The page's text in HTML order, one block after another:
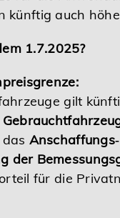
künftig auch
1.7.2025?
gilt
der
für die